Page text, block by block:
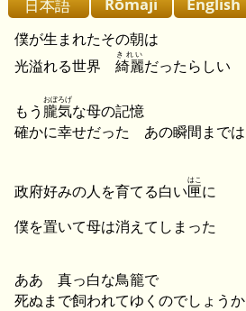
僕が生まれたその朝は
光溢れる世界 綺麗
きれい
だったらしい
もう 朧気
おぼろげ
な母の記憶
確かに幸せだった あの瞬間までは
政府好みの人を育てる白い匣
はこ
に
僕を置いて母は消えてしまった
ああ 真っ白な鳥籠で
死ぬまで飼われてゆくのでしょうか